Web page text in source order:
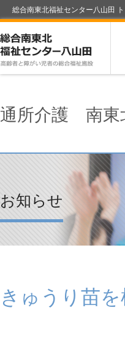
総合南東北福祉センター八山田
通所介護 南東
お知らせ
きゅうり苗